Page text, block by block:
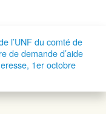
l’UNF du comté de
de demande d’aide
1er octobre